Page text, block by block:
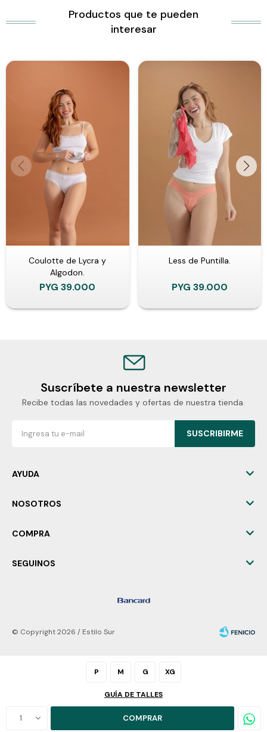
P M G XG
GUÍA DE TALLES
1 COMPRAR
Productos que te pueden
interesar
Coulotte de Lycra y
Algodon.
PYG 39.000
Less de Puntilla.
PYG 39.000
Suscríbete a nuestra newsletter
Recibe todas las novedades y ofertas de nuestra tienda.
SUSCRIBIRME
AYUDA
NOSOTROS
COMPRA
SEGUINOS
© Copyright 2026 / Estilo Sur
Fenicio